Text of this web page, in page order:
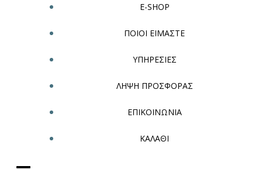
E-SHOP
ΠΟΙΟΙ ΕΙΜΑΣΤΕ
ΥΠΗΡΕΣΙΕΣ
ΛΗΨΗ ΠΡΟΣΦΟΡΑΣ
ΕΠΙΚΟΙΝΩΝΙΑ
ΚΑΛΑΘΙ